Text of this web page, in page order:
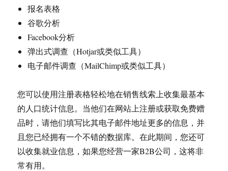
报名表格
谷歌分析
Facebook分析
弹出式调查（Hotjar或类似工具）
电子邮件调查（MailChimp或类似工具）
您可以使用注册表格轻松地在销售线索上收集最基本
的人口统计信息。当他们在网站上注册或获取免费赠
品时，请他们填写比其电子邮件地址更多的信息，并
且您已经拥有一个不错的数据库。在此期间，您还可
以收集就业信息，如果您经营一家B2B公司，这将非
常有用。